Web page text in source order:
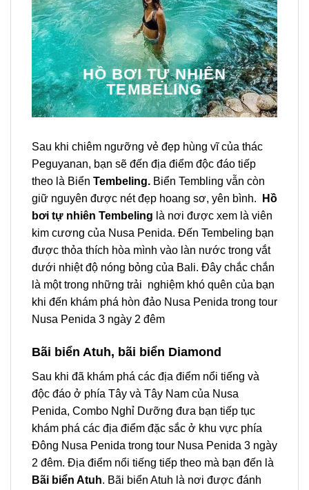
HỒ BƠI TỰ NHIÊN
TEMBELING
Sau khi chiêm ngưỡng vẻ đẹp hùng vĩ của thác
Peguyanan, bạn sẽ đến địa điểm độc đáo tiếp
theo là Biển Tembeling. Biển Tembling vẫn còn
giữ nguyên được nét đẹp hoang sơ, yên bình.
Hồ
bơi tự nhiên Tembeling là nơi được xem là viên
kim cương của Nusa Penida. Đến Tembeling bạn
được thỏa thích hòa mình vào làn nước trong vắt
dưới nhiệt độ nóng bỏng của Bali. Đây chắc chắn
là một trong những trải nghiệm khó quên của bạn
khi đến khám phá hòn đảo Nusa Penida trong tour
Nusa Penida 3 ngày 2 đêm
Bãi biển Atuh, bãi biển Diamond
Sau khi đã khám phá các địa điểm nổi tiếng và
độc đáo ở phía Tây và Tây Nam của Nusa
Penida, Combo Nghỉ Dưỡng đưa bạn tiếp tục
khám phá các địa điểm đặc sắc ở khu vực phía
Đông Nusa Penida trong tour Nusa Penida 3 ngày
2 đêm. Địa điểm nổi tiếng tiếp theo mà bạn đến là
Bãi biển Atuh. Bãi biển Atuh là nơi được đánh